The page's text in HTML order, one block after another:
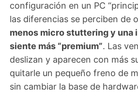
configuración en un PC
las diferencias se perciben de
menos micro stuttering y una
siente más “premium”. Las
deslizan y aparecen con más
quitarle un pequeño freno de
sin cambiar la base de